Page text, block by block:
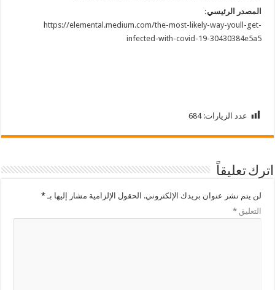
المصدر الرئيسي:
https://elemental.medium.com/the-most-likely-way-youll-get-
infected-with-covid-19-30430384e5a5
عدد الزيارات: 684
اترك تعليقاً
لن يتم نشر عنوان بريدك الإلكتروني. الحقول الإلزامية مشار إليها بـ*
التعليق*